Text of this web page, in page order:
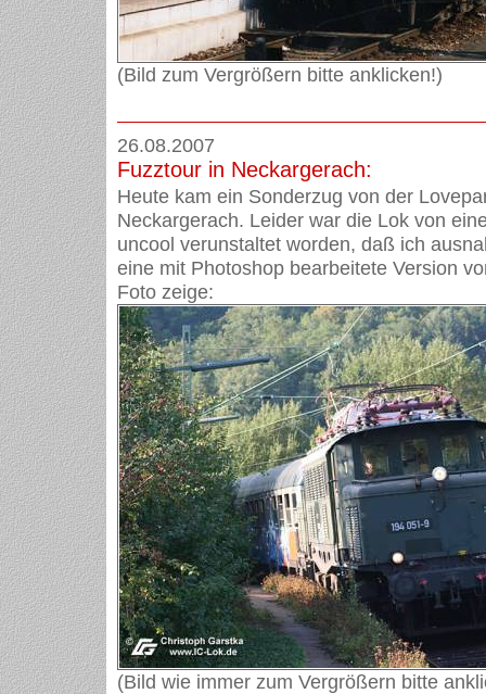
(Bild zum Vergrößern bitte anklicken!)
26.08.2007
Fuzztour in Neckargerach:
Heute kam ein Sonderzug von der
Neckargerach. Leider war die Lok von
uncool verunstaltet worden, daß ich
eine mit Photoshop bearbeitete Version
Foto zeige:
(Bild wie immer zum Vergrößern bitte